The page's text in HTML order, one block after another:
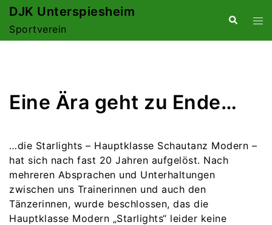
Zum
springen
DJK Unterspiesheim
Sportverein
Suche
Eine Ära geht zu Ende…
…die Starlights – Hauptklasse Schautanz Modern –
hat sich nach fast 20 Jahren aufgelöst. Nach
mehreren Absprachen und Unterhaltungen
zwischen uns Trainerinnen und auch den
Tänzerinnen, wurde beschlossen, das die
Hauptklasse Modern „Starlights“ leider keine